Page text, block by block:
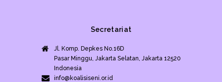
Secretariat
Jl. Komp. Depkes No.16D
Pasar Minggu, Jakarta Selatan, Jakarta 12520
Indonesia
info@koalisiseni.or.id